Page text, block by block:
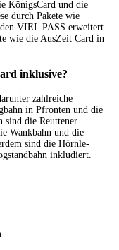
KönigsCard und die
durch Pakete wie
VIEL PASS erweitert
wie die AusZeit Card in
inklusive?
zahlreiche
in Pfronten und die
sind die Reuttener
Wankbahn und die
sind die Hörnle-
inkludiert.